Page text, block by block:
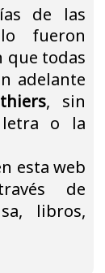
de las
fueron
que todas
adelante
, sin
letra o la
esta web
de
libros,